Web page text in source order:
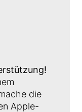
die
Apple-